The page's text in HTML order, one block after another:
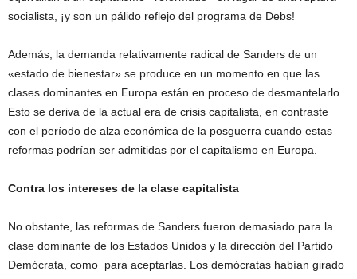
socialista, ¡y son un pálido reflejo del programa de Debs!
Además, la demanda relativamente radical de Sanders de un
«estado de bienestar» se produce en un momento en que las
clases dominantes en Europa están en proceso de desmantelarlo.
Esto se deriva de la actual era de crisis capitalista, en contraste
con el período de alza económica de la posguerra cuando estas
reformas podrían ser admitidas por el capitalismo en Europa.
Contra los intereses de la clase capitalista
No obstante, las reformas de Sanders fueron demasiado para la
clase dominante de los Estados Unidos y la dirección del Partido
Demócrata, como para aceptarlas. Los demócratas habían girado